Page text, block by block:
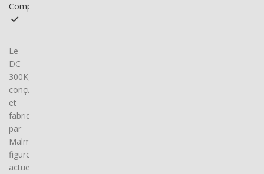
Compatible
Le
DC
300K,
conçu
et
fabriqué
par
Malmbergs,
figure
actuellement